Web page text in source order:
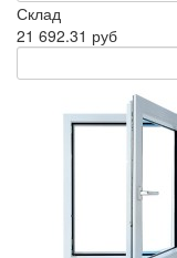
Склад
21 692.31 руб